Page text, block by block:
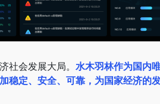
社会发展大局。 水木羽林作为国内
定、安全、可靠，为国家经济的